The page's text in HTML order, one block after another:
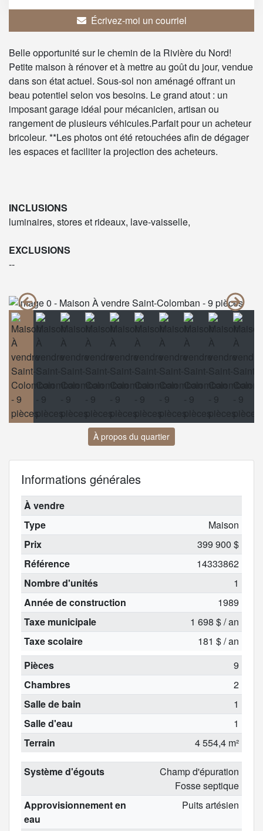
Écrivez-moi un courriel
Belle opportunité sur le chemin de la Rivière du Nord!
Petite maison à rénover et à mettre au goût du jour, vendue
dans son état actuel. Sous-sol non aménagé offrant un
beau potentiel selon vos besoins. Le grand atout : un
imposant garage idéal pour mécanicien, artisan ou
rangement de plusieurs véhicules.Parfait pour un acheteur
bricoleur. **Les photos ont été retouchées afin de dégager
les espaces et faciliter la projection des acheteurs.
INCLUSIONS
luminaires, stores et rideaux, lave-vaisselle,
EXCLUSIONS
--
À propos du quartier
Informations générales
À vendre
Type
Maison
Prix
399 900 $
Référence
14333862
Nombre d'unités
1
Année de construction
1989
Taxe municipale
1 698 $ / an
Taxe scolaire
181 $ / an
Pièces
9
Chambres
2
Salle de bain
1
Salle d'eau
1
Terrain
4 554,4 m²
Système d'égouts
Champ d'épuration
Fosse septique
Approvisionnement en
eau
Puits artésien